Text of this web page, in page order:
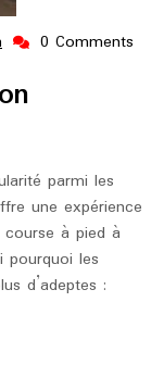
ing-
marathon
0 Comments
parmi les
une expérience
à pied à
pourquoi les
d’adeptes :